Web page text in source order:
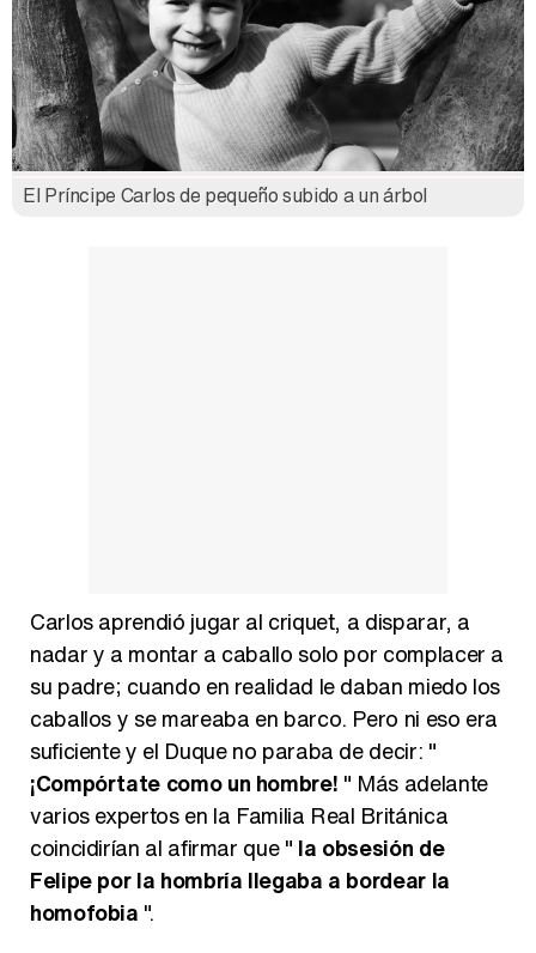
El Príncipe Carlos de pequeño subido a un árbol
Carlos aprendió jugar al criquet, a disparar, a
nadar y a montar a caballo solo por complacer a
su padre; cuando en realidad le daban miedo los
caballos y se mareaba en barco. Pero ni eso era
suficiente y el Duque no paraba de decir: "
¡Compórtate como un hombre! " Más adelante
varios expertos en la Familia Real Británica
coincidirían al afirmar que " la obsesión de
Felipe por la hombría llegaba a bordear la
homofobia ".